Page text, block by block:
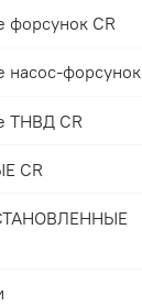
CR
форсунок
ТНВД CR
CR